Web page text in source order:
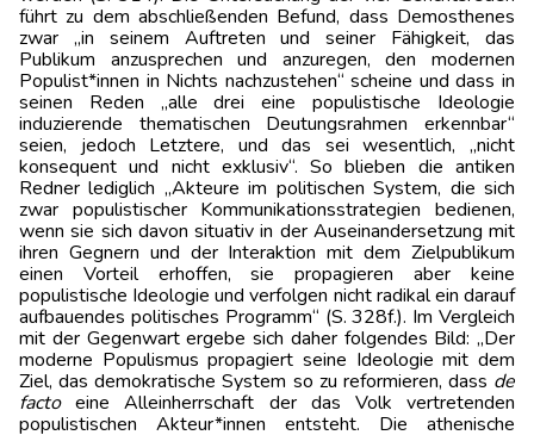
führt zu dem abschließenden Befund, dass Demosthenes
zwar „in seinem Auftreten und seiner Fähigkeit, das
Publikum anzusprechen und anzuregen, den modernen
Populist*innen in Nichts nachzustehen“ scheine und dass in
seinen Reden „alle drei eine populistische Ideologie
induzierende thematischen Deutungsrahmen erkennbar“
seien, jedoch Letztere, und das sei wesentlich, „nicht
konsequent und nicht exklusiv“. So blieben die antiken
Redner lediglich „Akteure im politischen System, die sich
zwar populistischer Kommunikationsstrategien bedienen,
wenn sie sich davon situativ in der Auseinandersetzung mit
ihren Gegnern und der Interaktion mit dem Zielpublikum
einen Vorteil erhoffen, sie propagieren aber keine
populistische Ideologie und verfolgen nicht radikal ein darauf
aufbauendes politisches Programm“ (S. 328f.). Im Vergleich
mit der Gegenwart ergebe sich daher folgendes Bild: „Der
moderne Populismus propagiert seine Ideologie mit dem
Ziel, das demokratische System so zu reformieren, dass de
factoeine Alleinherrschaft der das Volk vertretenden
populistischen Akteur*innen entsteht. Die athenische